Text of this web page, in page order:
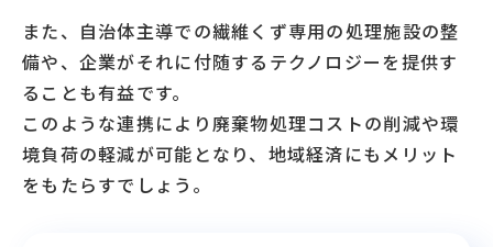
また、自治体主導での繊維くず専用の処理施設の整
備や、企業がそれに付随するテクノロジーを提供す
ることも有益です。
このような連携により廃棄物処理コストの削減や環
境負荷の軽減が可能となり、地域経済にもメリット
をもたらすでしょう。